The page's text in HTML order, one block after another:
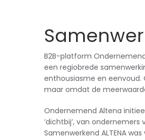
B2B-platform
een regiobrede
enthousiasme en eenvoud.
maar omdat de
Ondernemend Altena
‘dichtbij’, van
Samenwerkend ALTENA